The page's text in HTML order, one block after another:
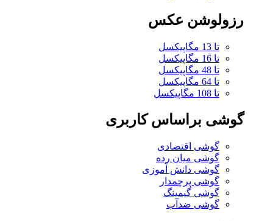
رزولوشن عکس
تا 13 مگاپیکسل
تا 16 مگاپیکسل
تا 48 مگاپیکسل
تا 64 مگاپیکسل
تا 108 مگاپیکسل
گوشی براساس کاربری
گوشی اقتصادی
گوشی میان رده
گوشی دانش آموزی
گوشی پرچمدار
گوشی گیمینگ
گوشی ضدآب